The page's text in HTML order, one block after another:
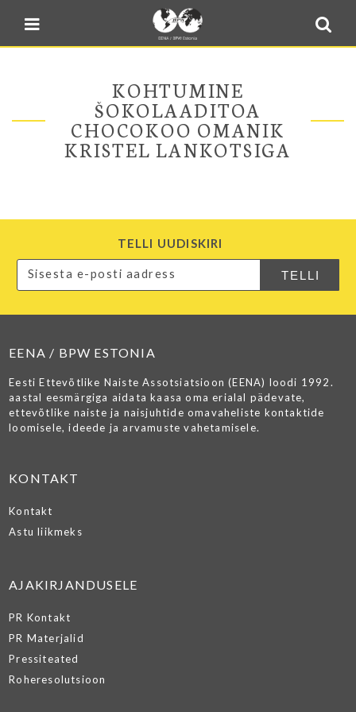
Sulge menüü
Blogi
E-pood
Minu BPW
In English
KOHTUMINE
ŠOKOLAADITOA
CHOCOKOO OMANIK
KRISTEL LANKOTSIGA
TELLI UUDISKIRI
EENA / BPW ESTONIA
Eesti Ettevõtlike Naiste Assotsiatsioon (EENA) loodi 1992.
aastal eesmärgiga aidata kaasa oma erialal pädevate,
ettevõtlike naiste ja naisjuhtide omavaheliste kontaktide
loomisele, ideede ja arvamuste vahetamisele.
KONTAKT
Kontakt
Astu liikmeks
AJAKIRJANDUSELE
PR Kontakt
PR Materjalid
Pressiteated
Roheresolutsioon